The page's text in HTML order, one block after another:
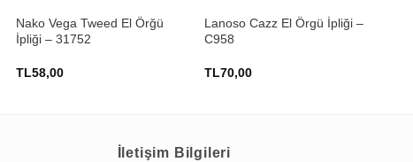
Nako Vega Tweed El Örğü
İpliği – 31752
TL58,00
Lanoso Cazz El Örgü İpliği –
C958
TL70,00
İletişim Bilgileri